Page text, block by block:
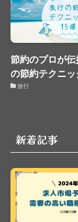
節約のプロが
の節約テクニッ
旅行
新着記事